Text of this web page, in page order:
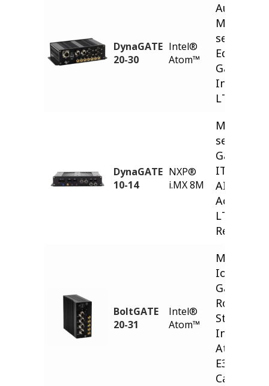
DynaGATE
20-30
Intel®
Atom™
Multi-
service
Edge
Gateway
Intel
LTE Cat 4
DynaGATE
10-14
NXP®
i.MX 8M
Multi-
service
Gateway -
ITxPT,
AI
LTE 5G
Ready
BoltGATE
20-31
Intel®
Atom™
Modular
IoT Edge
Gateway
Rolling
Stock
Intel®
Atom®
E3900,
Cat 4,